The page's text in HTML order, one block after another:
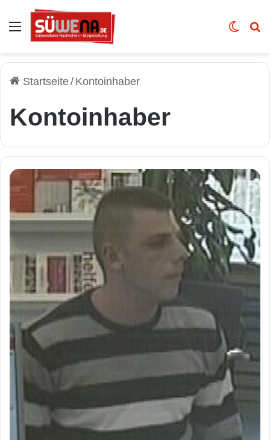
Auswahl Skin
Startseite/ Kontoinhaber
Kontoinhaber